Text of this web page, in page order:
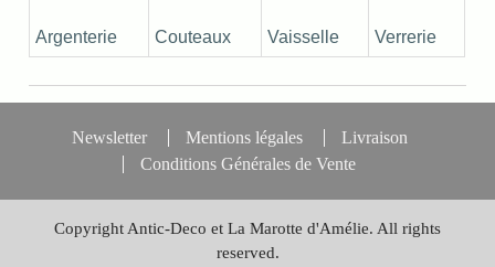
Argenterie Couteaux Vaisselle Verrerie
Newsletter Mentions légales
Livraison
Conditions Générales de Vente
Copyright Antic-Deco et La Marotte d'Amélie. All rights
reserved.